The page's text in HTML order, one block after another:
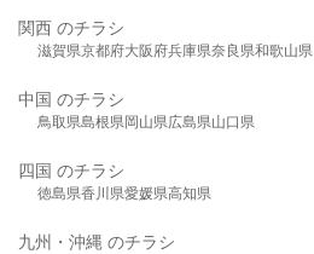
関西 のチラシ
滋賀県京都府大阪府兵庫県奈良県和歌山県
中国 のチラシ
鳥取県島根県岡山県広島県山口県
四国 のチラシ
徳島県香川県愛媛県高知県
九州・沖縄 のチラシ